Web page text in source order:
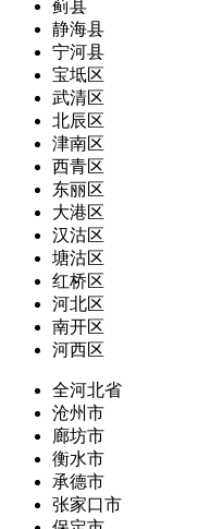
蓟县
静海县
宁河县
宝坻区
武清区
北辰区
津南区
西青区
东丽区
大港区
汉沽区
塘沽区
红桥区
河北区
南开区
河西区
全河北省
沧州市
廊坊市
衡水市
承德市
张家口市